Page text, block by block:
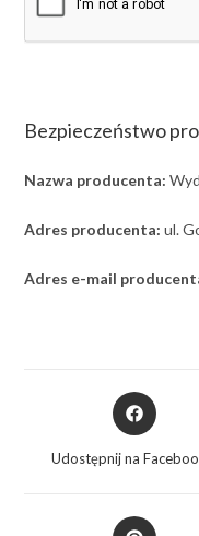
Bezpieczeństwo
Nazwa producenta:
Adres producenta: ul.
Adres e-mail
Udostępnij na